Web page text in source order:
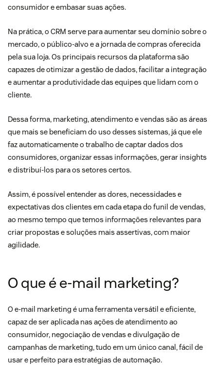
consumidor e embasar suas ações.
Na prática, o CRM serve para aumentar seu domínio sobre o
mercado, o público-alvo e a jornada de compras oferecida
pela sua loja. Os principais recursos da plataforma são
capazes de otimizar a gestão de dados, facilitar a integração
e aumentar a produtividade das equipes que lidam com o
cliente.
Dessa forma, marketing, atendimento e vendas são as áreas
que mais se beneficiam do uso desses sistemas, já que ele
faz automaticamente o trabalho de captar dados dos
consumidores, organizar essas informações, gerar insights
e distribuí-los para os setores certos.
Assim, é possível entender as dores, necessidades e
expectativas dos clientes em cada etapa do funil de vendas,
ao mesmo tempo que temos informações relevantes para
criar propostas e soluções mais assertivas, com maior
agilidade.
O que é e-mail marketing?
O e-mail marketing é uma ferramenta versátil e eficiente,
capaz de ser aplicada nas ações deatendimento ao
consumidor, negociação de vendas e divulgação de
campanhas de marketing, tudo em um único canal, fácil de
usar e perfeito para estratégias de automação.